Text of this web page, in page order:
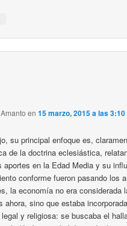
en15 marzo, 2015 a las 3:10
su principal enfoque es,
de la doctrina eclesiástica,
aportes en la Edad Media y su
conforme fueron pasando los
la economía no era considerada
ahora, sino que estaba
y religiosa: se buscaba el